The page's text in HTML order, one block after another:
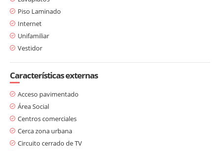
Piso Laminado
Internet
Unifamiliar
Vestidor
Características externas
Acceso pavimentado
Área Social
Centros comerciales
Cerca zona urbana
Circuito cerrado de TV